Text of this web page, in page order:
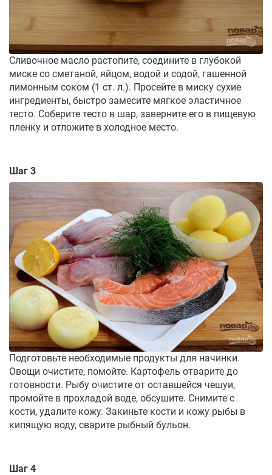
Сливочное масло растопите, соедините в глубокой
миске со сметаной, яйцом, водой и содой, гашенной
лимонным соком (1 ст. л.). Просейте в миску сухие
ингредиенты, быстро замесите мягкое эластичное
тесто. Соберите тесто в шар, заверните его в пищевую
пленку и отложите в холодное место.
Шаг 3
Подготовьте необходимые продукты для начинки.
Овощи очистите, помойте. Картофель отварите до
готовности. Рыбу очистите от оставшейся чешуи,
промойте в прохладой воде, обсушите. Снимите с
кости, удалите кожу. Закиньте кости и кожу рыбы в
кипящую воду, сварите рыбный бульон.
Шаг 4